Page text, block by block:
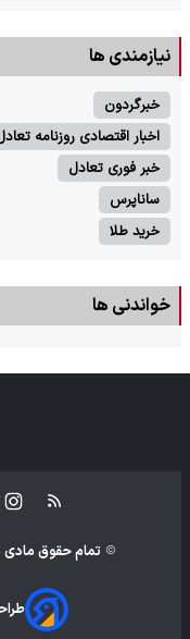
نیازمندی ها
خبرگردون
اخبار اقتصادی روزنامه
خبر فوری تعادل
ساناپرس
خرید طلا
خواندنی ها
تمام حقوق